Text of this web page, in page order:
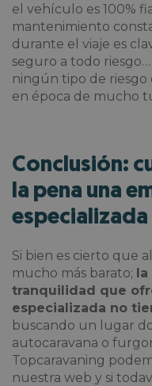
el vehículo es 100%
mantenimiento
durante el viaje es
seguro a todo
ningún tipo de
en época de mucho
Conclusión:
la pena una
especializada
Si bien es cierto que
mucho más barato; la
tranquilidad que
especializada no
buscando un lugar
autocaravana o
Topcaravaning
nuestra web y si